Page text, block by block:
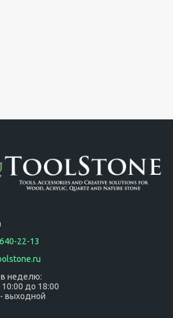
22-13
неделю:
10:00 до 18:00
выходной